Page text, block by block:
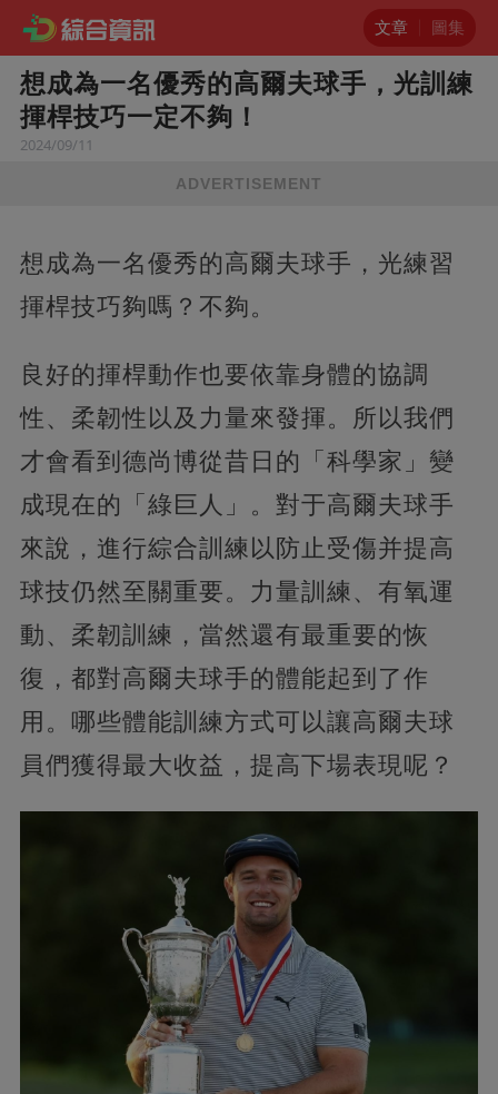
文章 圖集
想成為一名優秀的高爾夫球手，光訓練
揮桿技巧一定不夠！
2024/09/11
ADVERTISEMENT
想成為一名優秀的高爾夫球手，光練習
揮桿技巧夠嗎？不夠。
良好的揮桿動作也要依靠身體的協調
性、柔韌性以及力量來發揮。所以我們
才會看到德尚博從昔日的「科學家」變
成現在的「綠巨人」。對于高爾夫球手
來說，進行綜合訓練以防止受傷并提高
球技仍然至關重要。力量訓練、有氧運
動、柔韌訓練，當然還有最重要的恢
復，都對高爾夫球手的體能起到了作
用。哪些體能訓練方式可以讓高爾夫球
員們獲得最大收益，提高下場表現呢？